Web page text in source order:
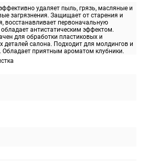
удаляет пыль, грязь, масляные и
загрязнения. Защищает от старения и
восстанавливает первоначальную
обладает антистатическим эффектом.
для обработки пластиковых и
деталей салона. Подходит для молдингов и
Обладает приятным ароматом клубники.